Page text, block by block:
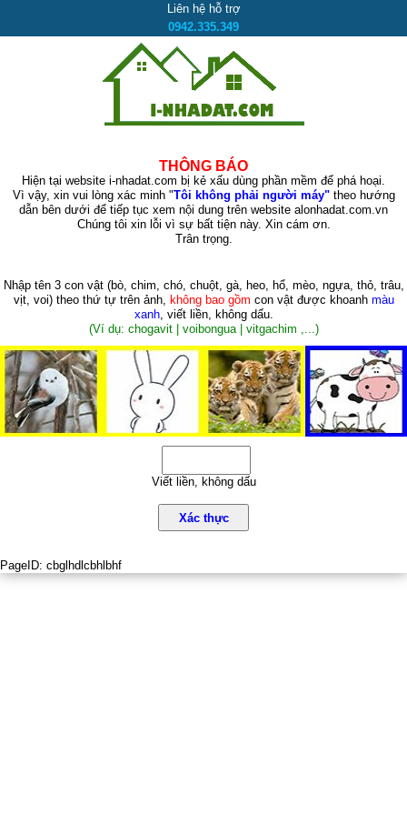
Liên hệ hỗ trợ
0942.335.349
THÔNG BÁO
Hiện tại website i-nhadat.com bị kẻ xấu dùng phần mềm để phá hoại.
Vì vậy, xin vui lòng xác minh "Tôi không phải người máy"theo hướng
dẫn bên dưới để tiếp tục xem nội dung trên website alonhadat.com.vn
Chúng tôi xin lỗi vì sự bất tiện này. Xin cám ơn.
Trân trọng.
Nhập tên 3 con vật (bò, chim, chó, chuột, gà, heo, hổ, mèo, ngựa, thỏ, trâu,
vịt, voi)theo thứ tự trên ảnh, không bao gồm con vật được khoanh màu
xanh, viết liền, không dấu.
(Ví dụ: chogavit | voibongua | vitgachim ,...)
Viết liền, không dấu
Xác thực
PageID: cbglhdlcbhlbhf